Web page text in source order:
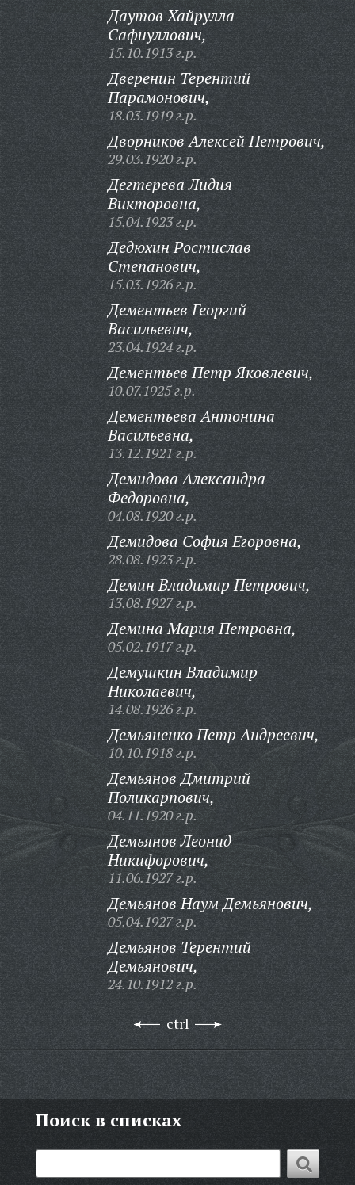
Даутов Хайрулла
Сафиуллович,
15.10.1913 г.р.
Дверенин Терентий
Парамонович,
18.03.1919 г.р.
Дворников Алексей Петрович,
29.03.1920 г.р.
Дегтерева Лидия
Викторовна,
15.04.1923 г.р.
Дедюхин Ростислав
Степанович,
15.03.1926 г.р.
Дементьев Георгий
Васильевич,
23.04.1924 г.р.
Дементьев Петр Яковлевич,
10.07.1925 г.р.
Дементьева Антонина
Васильевна,
13.12.1921 г.р.
Демидова Александра
Федоровна,
04.08.1920 г.р.
Демидова София Егоровна,
28.08.1923 г.р.
Демин Владимир Петрович,
13.08.1927 г.р.
Демина Мария Петровна,
05.02.1917 г.р.
Демушкин Владимир
Николаевич,
14.08.1926 г.р.
Демьяненко Петр Андреевич,
10.10.1918 г.р.
Демьянов Дмитрий
Поликарпович,
04.11.1920 г.р.
Демьянов Леонид
Никифорович,
11.06.1927 г.р.
Демьянов Наум Демьянович,
05.04.1927 г.р.
Демьянов Терентий
Демьянович,
24.10.1912 г.р.
ctrl
Поиск в списках